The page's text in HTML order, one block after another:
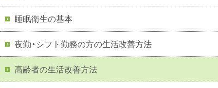
睡眠衛生の基本
夜勤・シフト勤務の方の生活改善方法
高齢者の生活改善方法